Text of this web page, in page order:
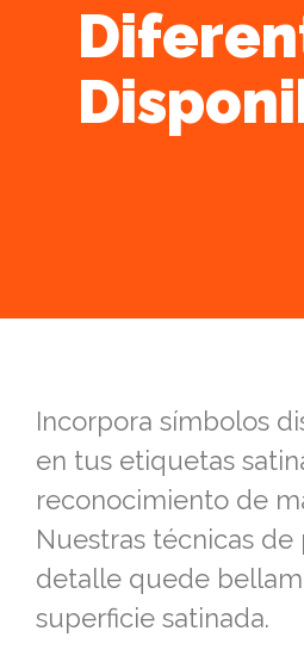
Incorpora símbolos
en tus etiquetas
reconocimiento de
Nuestras técnicas
detalle quede
superficie satinada.